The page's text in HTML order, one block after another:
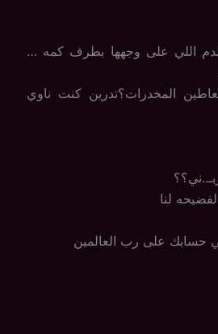
اللي على وجهها بطرف كمه …
المخدرات؟تدرين كنت ناوي
لنا
حسابك على رب العالمين